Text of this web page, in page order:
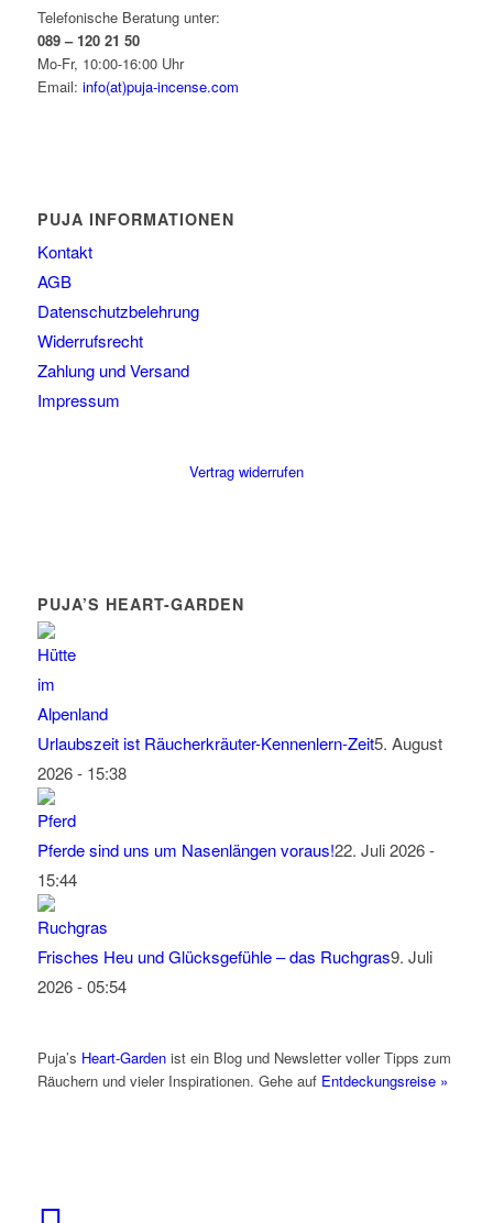
Telefonische Beratung unter:
089 – 120 21 50
Mo-Fr, 10:00-16:00 Uhr
Email: info(at)puja-incense.com
PUJA INFORMATIONEN
Kontakt
AGB
Datenschutzbelehrung
Widerrufsrecht
Zahlung und Versand
Impressum
Vertrag widerrufen
PUJA’S HEART-GARDEN
Urlaubszeit ist Räucherkräuter-Kennenlern-Zeit5. August
2026 - 15:38
Pferde sind uns um Nasenlängen voraus!22. Juli 2026 -
15:44
Frisches Heu und Glücksgefühle – das Ruchgras9. Juli
2026 - 05:54
Puja’s Heart-Gardenist ein Blog und Newsletter voller Tipps zum
Räuchern und vieler Inspirationen. Gehe auf Entdeckungsreise »